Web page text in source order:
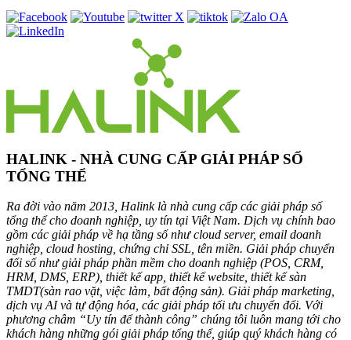
HALINK - NHÀ CUNG CẤP GIẢI PHÁP SỐ
TỔNG THỂ
Ra đời vào năm 2013, Halink là nhà cung cấp các giải pháp số
tổng thể cho doanh nghiệp, uy tín tại Việt Nam. Dịch vụ chính bao
gồm các giải pháp về hạ tầng số như cloud server, email doanh
nghiệp, cloud hosting, chứng chỉ SSL, tên miền. Giải pháp chuyển
đổi số như giải pháp phần mềm cho doanh nghiệp (POS, CRM,
HRM, DMS, ERP), thiết kế app, thiết kế website, thiết kế sàn
TMDT(sàn rao vặt, việc làm, bất động sản). Giải pháp marketing,
dịch vụ AI và tự động hóa, các giải pháp tối ưu chuyển đổi. Với
phương châm “Uy tín để thành công” chúng tôi luôn mang tới cho
khách hàng những gói giải pháp tổng thể, giúp quý khách hàng có